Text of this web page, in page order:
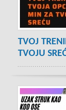
TVOJ
TVOJU